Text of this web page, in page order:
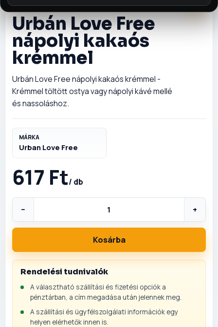
Illatosítók és
háztartás
Csomagajánl
atok
OSTYA ÉS NÁPOLYI
Urbán Love Free
nápolyi kakaós
krémmel
Urbán Love Free nápolyi kakaós krémmel -
Krémmel töltött ostya vagy nápolyi kávé mellé
és nassoláshoz.
MÁRKA
Urban Love Free
617 Ft/ db
− +
Kosárba
Rendelési tudnivalók
A választható szállítási és fizetési opciók a
pénztárban, a cím megadása után jelennek meg.
A szállítási és ügyfélszolgálati információk egy
helyen elérhetők innen is.